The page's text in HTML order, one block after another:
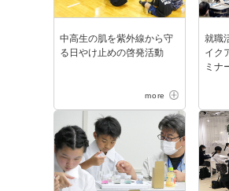
中高生の肌を紫外線から守
る日やけ止めの啓発活動
more
就職
イク
ミナ